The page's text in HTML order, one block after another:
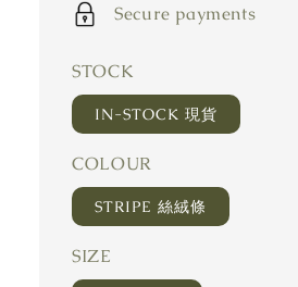
Secure payments
STOCK
IN-STOCK 現貨
COLOUR
STRIPE 絲絨條
SIZE